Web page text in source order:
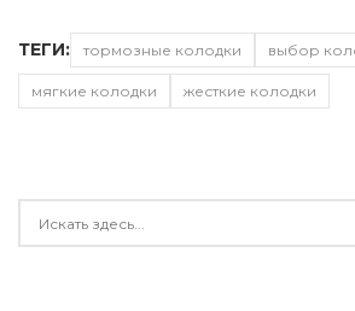
ТЕГИ: тормозные колодки выбор
мягкие колодки жесткие колодки